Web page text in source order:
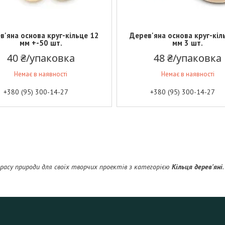
основа круг-кільце 12
мм +-50 шт.
40 ₴/упаковка
Немає в наявності
+380 (95) 300-14-27
Дерев'яна основа круг-
мм 3 шт.
48 ₴/упаковка
Немає в наявності
+380 (95) 300-14-27
природи для своїх творчих проектів з категорією Кільця дерев'яні.